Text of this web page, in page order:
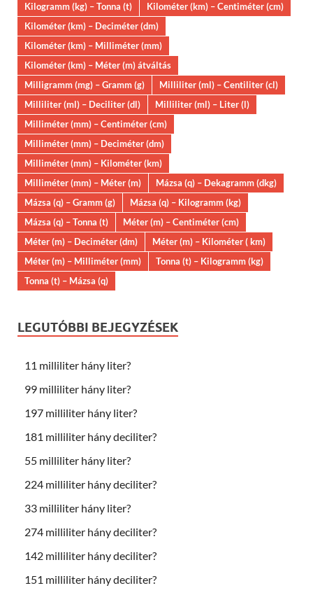
Kilogramm (kg) – Tonna (t)
Kilométer (km) – Centiméter (cm)
Kilométer (km) – Deciméter (dm)
Kilométer (km) – Milliméter (mm)
Kilométer (km) – Méter (m) átváltás
Milligramm (mg) – Gramm (g)
Milliliter (ml) – Centiliter (cl)
Milliliter (ml) – Deciliter (dl)
Milliliter (ml) – Liter (l)
Milliméter (mm) – Centiméter (cm)
Milliméter (mm) – Deciméter (dm)
Milliméter (mm) – Kilométer (km)
Milliméter (mm) – Méter (m)
Mázsa (q) – Dekagramm (dkg)
Mázsa (q) – Gramm (g)
Mázsa (q) – Kilogramm (kg)
Mázsa (q) – Tonna (t)
Méter (m) – Centiméter (cm)
Méter (m) – Deciméter (dm)
Méter (m) – Kilométer ( km)
Méter (m) – Milliméter (mm)
Tonna (t) – Kilogramm (kg)
Tonna (t) – Mázsa (q)
LEGUTÓBBI BEJEGYZÉSEK
11 milliliter hány liter?
99 milliliter hány liter?
197 milliliter hány liter?
181 milliliter hány deciliter?
55 milliliter hány liter?
224 milliliter hány deciliter?
33 milliliter hány liter?
274 milliliter hány deciliter?
142 milliliter hány deciliter?
151 milliliter hány deciliter?